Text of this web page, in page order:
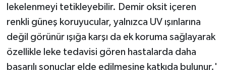
lekelenmeyi tetikleyebilir. Demir oksit içeren
renkli güneş koruyucular, yalnızca UV ışınlarına
değil görünür ışığa karşı da ek koruma sağlayarak
özellikle leke tedavisi gören hastalarda daha
başarılı sonuçlar elde edilmesine katkıda bulunur.'